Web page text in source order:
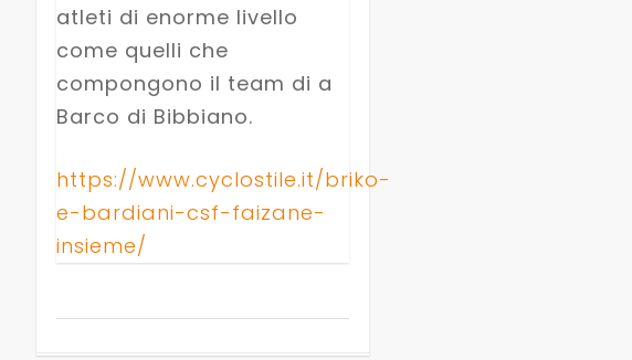
atleti di enorme livello
come quelli che
compongono il team di a
Barco di Bibbiano.
https://www.cyclostile.it/briko-
e-bardiani-csf-faizane-
insieme/